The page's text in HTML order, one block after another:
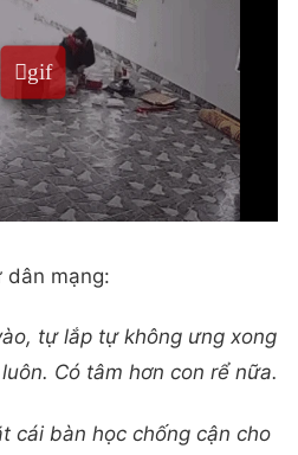
dân mạng:
tự lắp tự không ưng xong
Có tâm hơn con rể nữa.
cái bàn học chống cận cho